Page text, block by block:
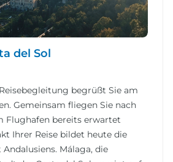
del Sol
begrüßt Sie am
Gemeinsam fliegen Sie nach
Flughafen bereits erwartet
Ihrer Reise bildet heute die
Málaga, die